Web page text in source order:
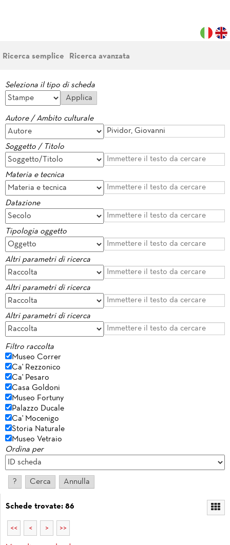
Ricerca semplice Ricerca avanzata
Seleziona il tipo di scheda
Autore / Ambito culturale
Soggetto / Titolo
Materia e tecnica
Datazione
Tipologia oggetto
Altri parametri di ricerca
Altri parametri di ricerca
Altri parametri di ricerca
Filtro raccolta
Museo Correr
Ca' Rezzonico
Ca' Pesaro
Casa Goldoni
Museo Fortuny
Palazzo Ducale
Ca' Mocenigo
Storia Naturale
Museo Vetraio
Ordina per
Schede trovate: 86
<< < > >>